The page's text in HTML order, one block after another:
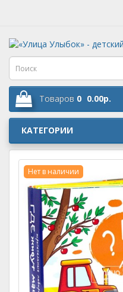
Товаров 0 0.00р.
КАТЕГОРИИ
Нет в наличии